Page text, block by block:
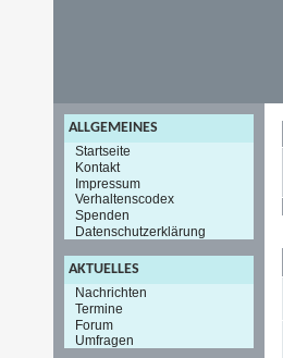
ALLGEMEINES
Startseite
Kontakt
Impressum
Verhaltenscodex
Spenden
Datenschutzerklärung
AKTUELLES
Nachrichten
Termine
Forum
Umfragen